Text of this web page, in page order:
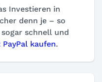
Investieren in
denn je – so
schnell und
kaufen.